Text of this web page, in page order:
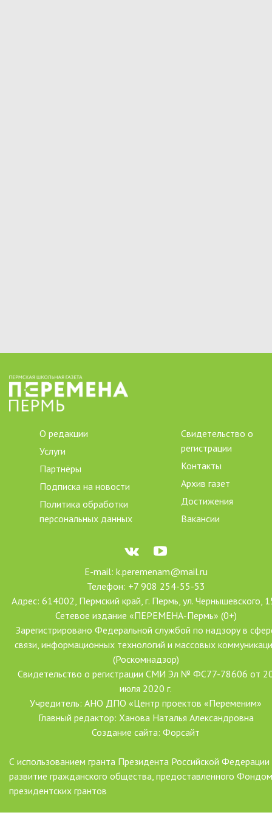
О редакции
Услуги
Партнёры
Подписка на новости
Политика обработки
персональных данных
Свидетельство о
регистрации
Контакты
Архив газет
Достижения
Вакансии
E-mail: k.peremenam@mail.ru
Телефон: +7 908 254-55-53
Адрес: 614002, Пермский край, г. Пермь, ул. Чернышевского,
Сетевое издание «ПЕРЕМЕНА-Пермь» (0+)
Зарегистрировано Федеральной службой по надзору в
связи, информационных технологий и массовых
(Роскомнадзор)
Свидетельство о регистрации СМИ Эл № ФС77-78606 от
июля 2020 г.
Учредитель: АНО ДПО «Центр проектов «Переменим»
Главный редактор: Ханова Наталья Александровна
Создание сайта: Форсайт
С использованием гранта Президента Российской Федерации
развитие гражданского общества, предоставленного Фондом
президентских грантов